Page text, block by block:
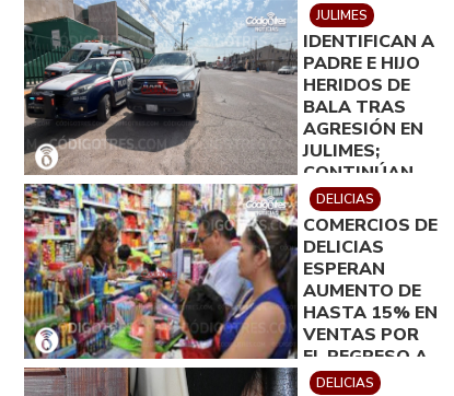
JULIMES
IDENTIFICAN A
PADRE E HIJO
HERIDOS DE
BALA TRAS
AGRESIÓN EN
JULIMES;
CONTINÚAN
EN DELICIAS
DELICIAS
COMERCIOS DE
DELICIAS
ESPERAN
AUMENTO DE
HASTA 15% EN
VENTAS POR
EL REGRESO A
CLASES
DELICIAS